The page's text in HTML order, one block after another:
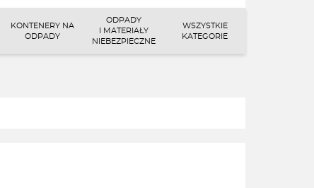
KONTENERY NA
ODPADY
ODPADY
I MATERIAŁY
NIEBEZPIECZNE
WSZYSTKIE
KATEGORIE